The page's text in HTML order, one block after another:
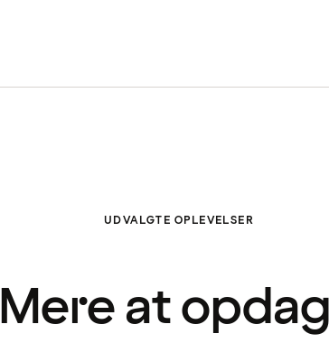
UDVALGTE OPLEVELSER
Mere at